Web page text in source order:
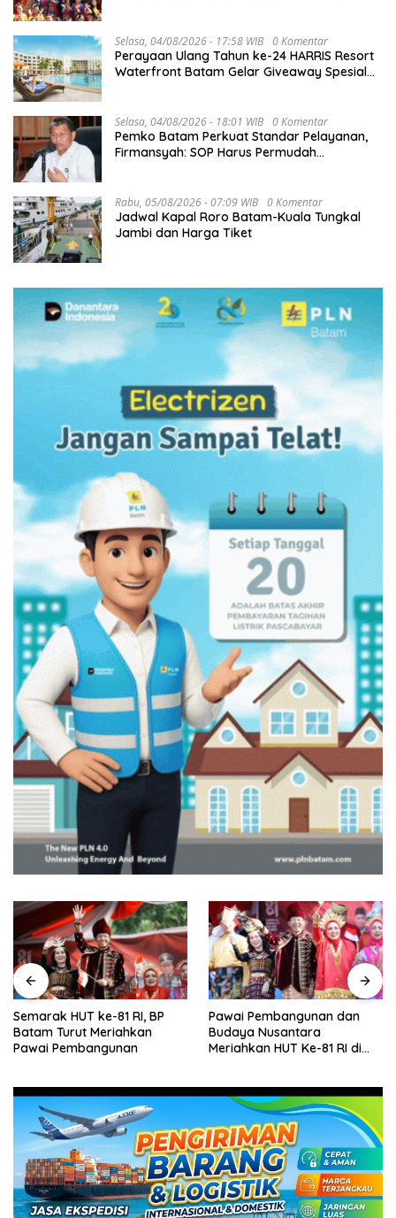
Selasa, 04/08/2026 - 17:58 WIB 0 Komentar
Perayaan Ulang Tahun ke-24 HARRIS Resort
Waterfront Batam Gelar Giveaway Spesial
Selasa, 04/08/2026 - 18:01 WIB 0 Komentar
Pemko Batam Perkuat Standar Pelayanan,
Firmansyah: SOP Harus Permudah
Rabu, 05/08/2026 - 07:09 WIB 0 Komentar
Jadwal Kapal Roro Batam-Kuala Tungkal
Jambi dan Harga Tiket
Semarak HUT ke-81 RI, BP
Batam Turut Meriahkan
Pawai Pembangunan
Pawai Pembangunan dan
Budaya Nusantara
Meriahkan HUT Ke-81 RI di